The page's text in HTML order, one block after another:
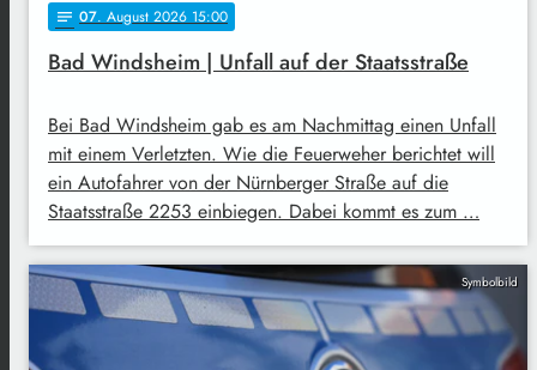
notes 07. August 2026 15:00
Bad Windsheim | Unfall auf der Staatsstraße
Bei Bad Windsheim gab es am Nachmittag einen Unfall
mit einem Verletzten. Wie die Feuerweher berichtet will
ein Autofahrer von der Nürnberger Straße auf die
Staatsstraße 2253 einbiegen. Dabei kommt es zum …
Symbolbild